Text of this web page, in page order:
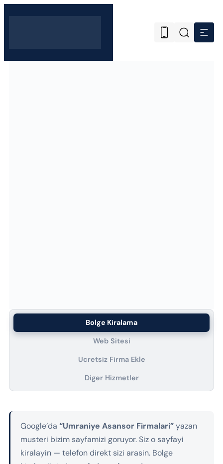
Bolge Kiralama
Web Sitesi
Ucretsiz Firma Ekle
Diger Hizmetler
Google’da “Umraniye Asansor Firmalari”yazan
musteri bizim sayfamizi goruyor. Siz o sayfayi
kiralayin — telefon direkt sizi arasin. Bolge